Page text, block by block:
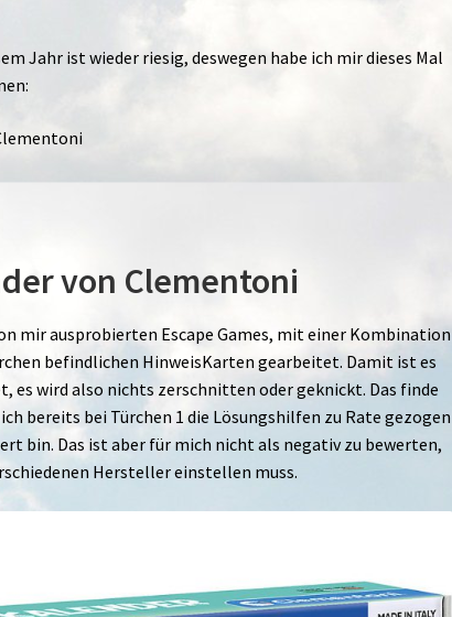
Jahr ist wieder riesig, deswegen habe ich mir dieses Mal
von Clementoni
mir ausprobierten Escape Games, mit einer Kombination
befindlichen HinweisKarten gearbeitet. Damit ist es
es wird also nichts zerschnitten oder geknickt. Das finde
bereits bei Türchen 1 die Lösungshilfen zu Rate gezogen
bin. Das ist aber für mich nicht als negativ zu bewerten,
Hersteller einstellen muss.